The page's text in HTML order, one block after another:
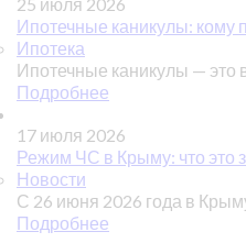
Ипотечные каникулы: кому
Ипотека
Ипотечные каникулы —
Подробнее
17 июля 2026
Режим ЧС в Крыму: что это
Новости
С 26 июня 2026 года в
Подробнее